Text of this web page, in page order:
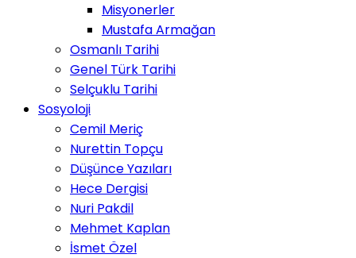
Misyonerler
Mustafa Armağan
Osmanlı Tarihi
Genel Türk Tarihi
Selçuklu Tarihi
Sosyoloji
Cemil Meriç
Nurettin Topçu
Düşünce Yazıları
Hece Dergisi
Nuri Pakdil
Mehmet Kaplan
İsmet Özel